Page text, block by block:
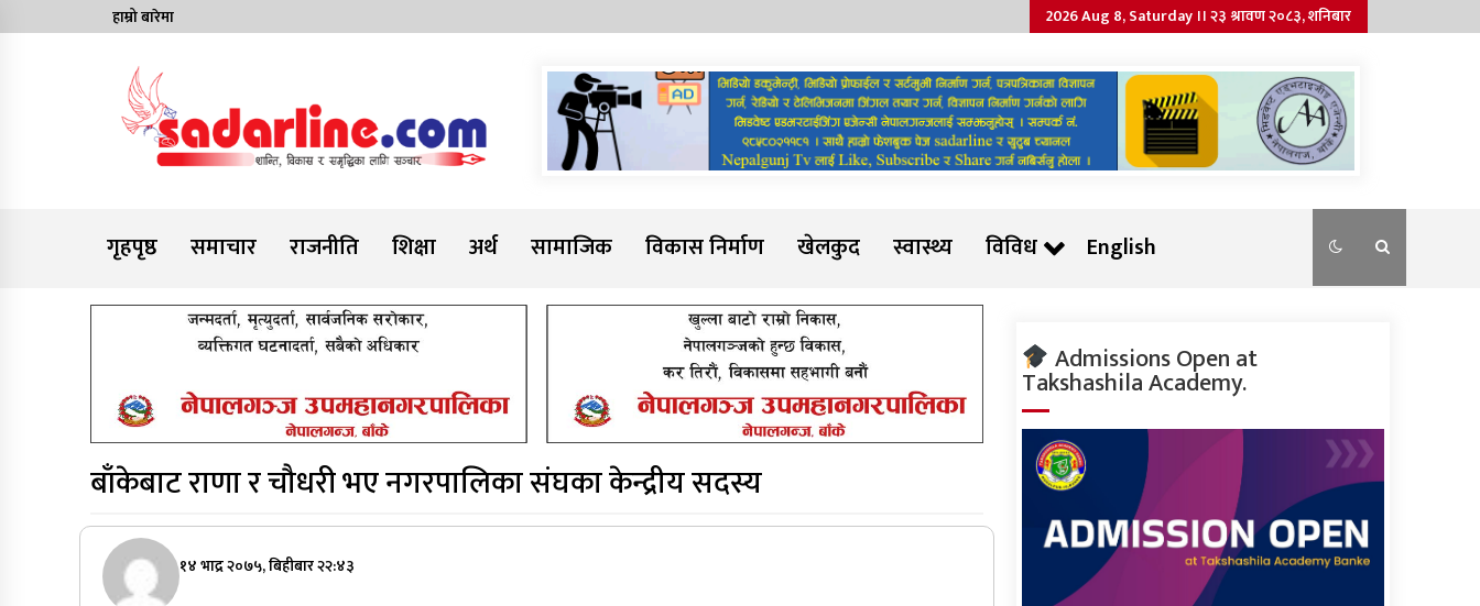
to
हाम्रो बारेमा 2026 Aug 8, Saturday ।। २३ श्रावण २०८३, शनिबार
Sadarline
गृहपृष्ठ
समाचार राजनीति शिक्षा अर्थ सामाजिक विकास निर्माण खेलकुद स्वास्थ्य विविध English
बाँकेबाट राणा र चौधरी भए नगरपालिका संघका केन्द्रीय सदस्य
१४ भाद्र २०७५, बिहीबार २२:४३
Admissions Open at
Takshashila Academy.